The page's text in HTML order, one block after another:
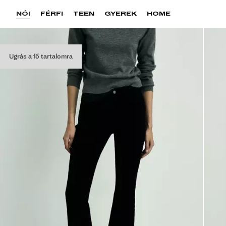
Ugrás a fő tartalomra
NŐI FÉRFI TEEN GYEREK HOME